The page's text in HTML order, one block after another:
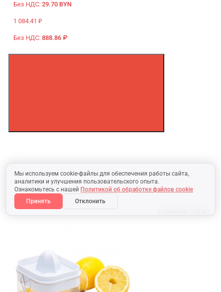
Мы используем cookie-файлы для обеспечения работы сайта,
аналитики и улучшения пользовательского опыта.
Ознакомьтесь с нашей Политикой об обработке файлов cookie
Принять
Отклонить
Без НДС: 29.70 BYN
1 084.41 ₽
Без НДС: 888.86 ₽